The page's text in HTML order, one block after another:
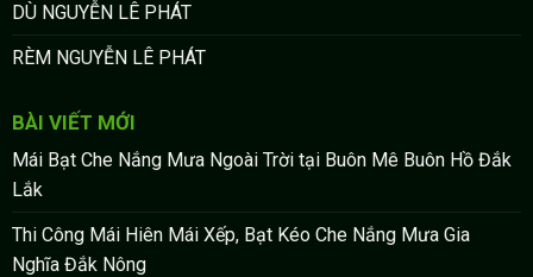
DÙ NGUYỄN LÊ PHÁT
RÈM NGUYỄN LÊ PHÁT
BÀI VIẾT MỚI
Mái Bạt Che Nắng Mưa Ngoài Trời tại Buôn Mê Buôn Hồ Đắk
Lắk
Thi Công Mái Hiên Mái Xếp, Bạt Kéo Che Nắng Mưa Gia
Nghĩa Đắk Nông